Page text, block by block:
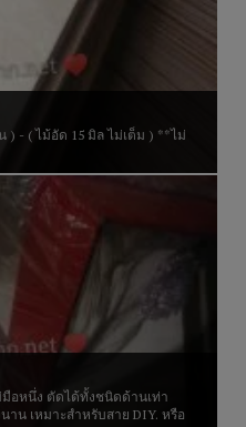
) - ( ไม้อัด 15 มิล ไม่เต็ม ) **ไม่
มือหนึ่ง ตัดได้ทั้งชนิดด้านเท่า
าน เหมาะสำหรับสาย DIY. หรือ